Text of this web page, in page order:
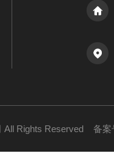
All Rights Reserved 备案